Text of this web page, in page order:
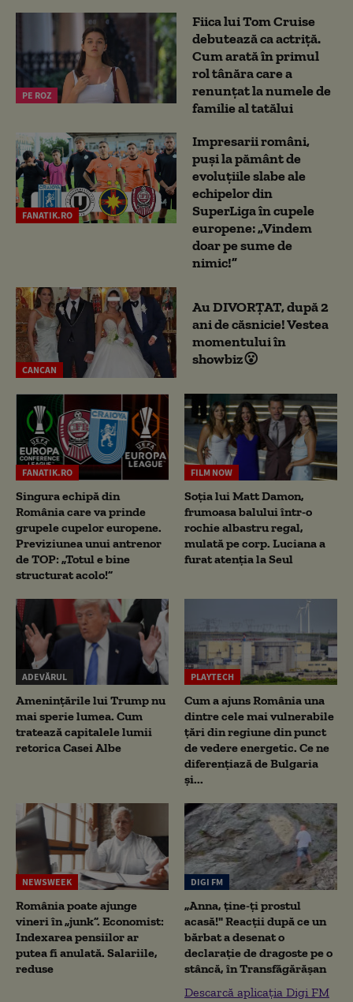
PE ROZ
Fiica lui Tom Cruise
debutează ca actriță.
Cum arată în primul
rol tânăra care a
renunțat la numele de
familie al tatălui
FANATIK.RO
Impresarii români,
puși la pământ de
evoluțiile slabe ale
echipelor din
SuperLiga în cupele
europene: „Vindem
doar pe sume de
nimic!”
CANCAN
Au DIVORȚAT, după 2
ani de căsnicie! Vestea
momentului în
showbiz😮
FANATIK.RO
Singura echipă din
România care va prinde
grupele cupelor europene.
Previziunea unui antrenor
de TOP: „Totul e bine
structurat acolo!”
FILM NOW
Soția lui Matt Damon,
frumoasa balului într-o
rochie albastru regal,
mulată pe corp. Luciana a
furat atenția la Seul
ADEVĂRUL
Amenințările lui Trump nu
mai sperie lumea. Cum
tratează capitalele lumii
retorica Casei Albe
PLAYTECH
Cum a ajuns România una
dintre cele mai vulnerabile
țări din regiune din punct
de vedere energetic. Ce ne
diferențiază de Bulgaria
și...
NEWSWEEK
România poate ajunge
vineri în „junk”. Economist:
Indexarea pensiilor ar
putea fi anulată. Salariile,
reduse
DIGI FM
„Anna, ţine-ţi prostul
acasă!" Reacţii după ce un
bărbat a desenat o
declaraţie de dragoste pe o
stâncă, în Transfăgărăşan
Descarcă aplicația Digi FM